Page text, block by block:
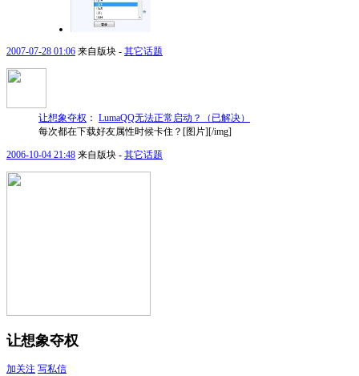
2007-07-28 01:06 来自版块 - 其它话题
让想象夺权 ： LumaQQ无法正常启动？（已解决）
每次都在下载好友属性时候卡住？[图片][/img]
2006-10-04 21:48 来自版块 - 其它话题
让想象夺权
加关注 写私信